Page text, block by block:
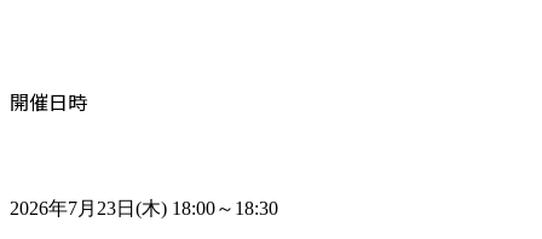
開催日時
2026年7月23日(木) 18:00～18:30